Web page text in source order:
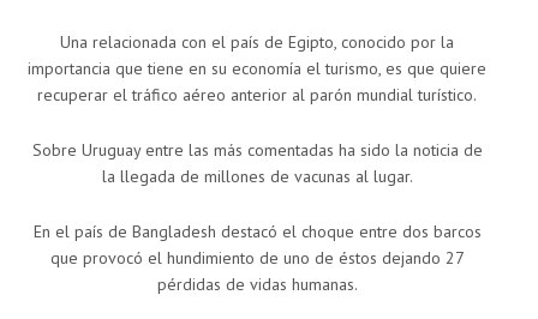
Una relacionada con el país de Egipto, conocido por la
importancia que tiene en su economía el turismo, es que quiere
recuperar el tráfico aéreo anterior al parón mundial turístico.
Sobre Uruguay entre las más comentadas ha sido la noticia de
la llegada de millones de vacunas al lugar.
En el país de Bangladesh destacó el choque entre dos barcos
que provocó el hundimiento de uno de éstos dejando 27
pérdidas de vidas humanas.